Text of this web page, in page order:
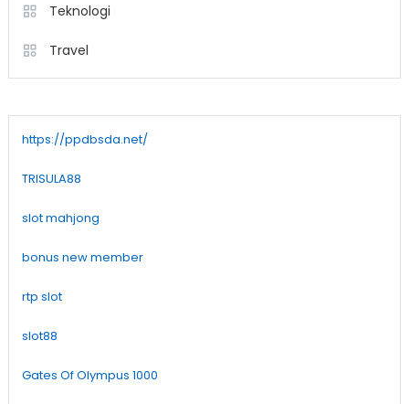
Teknologi
Travel
https://ppdbsda.net/
TRISULA88
slot mahjong
bonus new member
rtp slot
slot88
Gates Of Olympus 1000